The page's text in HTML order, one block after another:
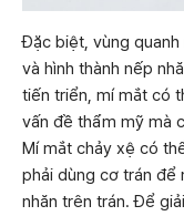
Đặc biệt, vùng
và hình thành nếp
tiến triển, mí mắt có
vấn đề thẩm mỹ mà
Mí mắt chảy xệ có
phải dùng cơ trán để
nhăn trên trán. Để